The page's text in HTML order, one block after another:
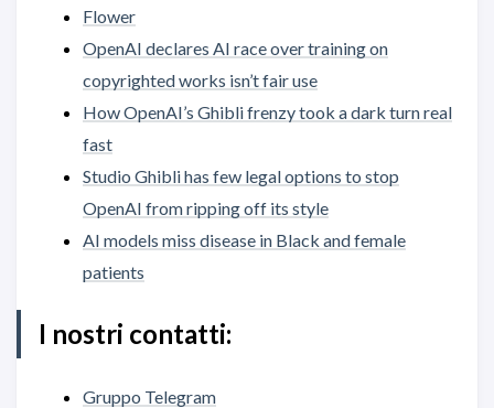
Flower
OpenAI declares AI race over training on
copyrighted works isn’t fair use
How OpenAI’s Ghibli frenzy took a dark turn real
fast
Studio Ghibli has few legal options to stop
OpenAI from ripping off its style
AI models miss disease in Black and female
patients
I nostri contatti:
Gruppo Telegram